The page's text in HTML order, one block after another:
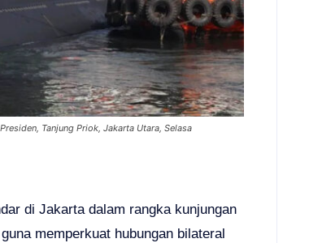
Tanjung Priok, Jakarta Utara, Selasa
di Jakarta dalam rangka kunjungan
memperkuat hubungan bilateral